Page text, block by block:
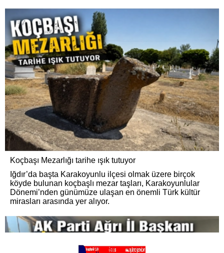
Koçbaşı Mezarlığı tarihe ışık tutuyor
Iğdır’da başta Karakoyunlu ilçesi olmak üzere birçok
köyde bulunan koçbaşlı mezar taşları, Karakoyunlular
Dönemi’nden günümüze ulaşan en önemli Türk kültür
mirasları arasında yer alıyor.